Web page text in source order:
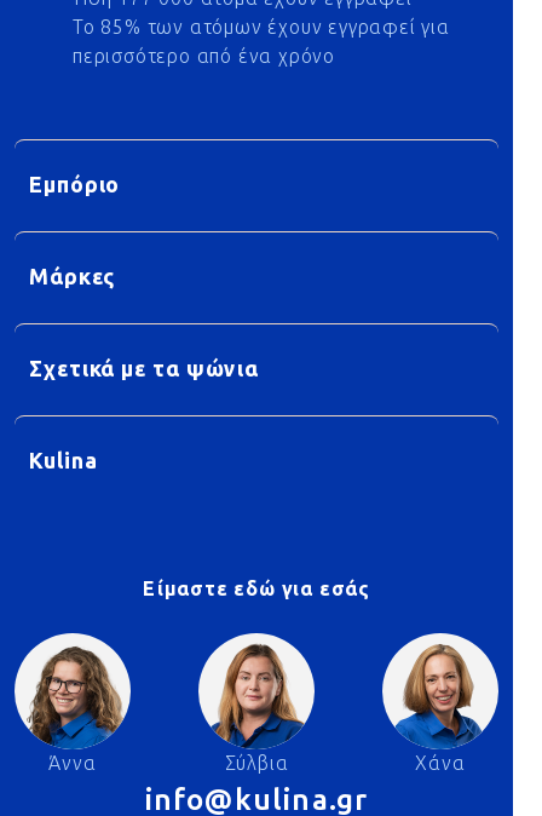
Το 85% των ατόμων έχουν εγγραφεί για
περισσότερο από ένα χρόνο
Εμπόριο
Μάρκες
Σχετικά με τα ψώνια
Kulina
Είμαστε εδώ για εσάς
Άννα Σύλβια Χάνα
info@kulina.gr